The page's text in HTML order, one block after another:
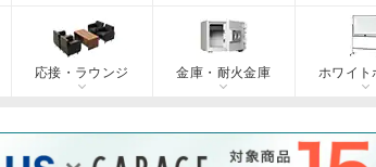
応接・ラウンジ 金庫・耐火金庫 ホワイト